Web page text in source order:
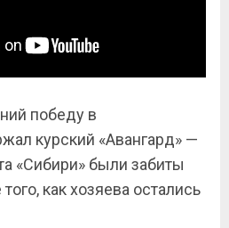
победу в
курский «Авангард» —
«Сибири» были забиты
как хозяева остались